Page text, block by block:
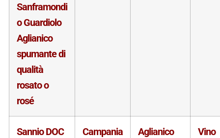
Sanframondi
o Guardiolo
Aglianico
spumante di
qualità
rosato o
rosé
Sannio DOC
Campania Aglianico
Vino